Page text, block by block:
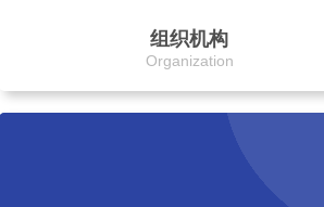
组织机构
Organization